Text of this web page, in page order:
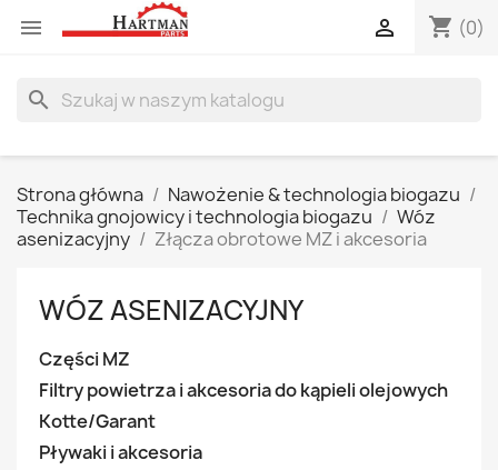
 shopping_cart (0)

search
Strona główna
Nawożenie & technologia biogazu
Technika gnojowicy i technologia biogazu
Wóz
asenizacyjny
Złącza obrotowe MZ i akcesoria
WÓZ ASENIZACYJNY
Części MZ
Filtry powietrza i akcesoria do kąpieli olejowych
Kotte/Garant
Pływaki i akcesoria